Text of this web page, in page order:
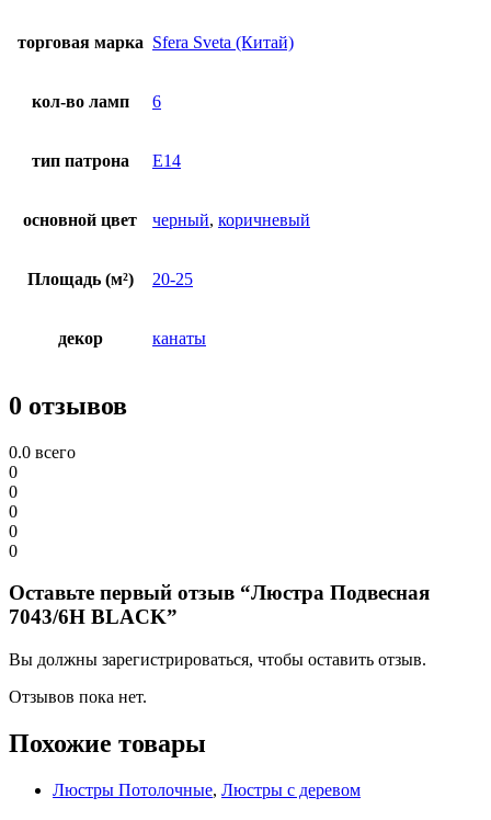
торговая марка Sfera Sveta (Китай)
кол-во ламп 6
тип патрона E14
основной цвет черный, коричневый
Площадь (м²) 20-25
декор канаты
0 отзывов
0.0 всего
0
0
0
0
0
Оставьте первый отзыв “Люстра Подвесная
7043/6H BLACK”
Вы должны зарегистрироваться, чтобы оставить отзыв.
Отзывов пока нет.
Похожие товары
Люстры Потолочные, Люстры с деревом